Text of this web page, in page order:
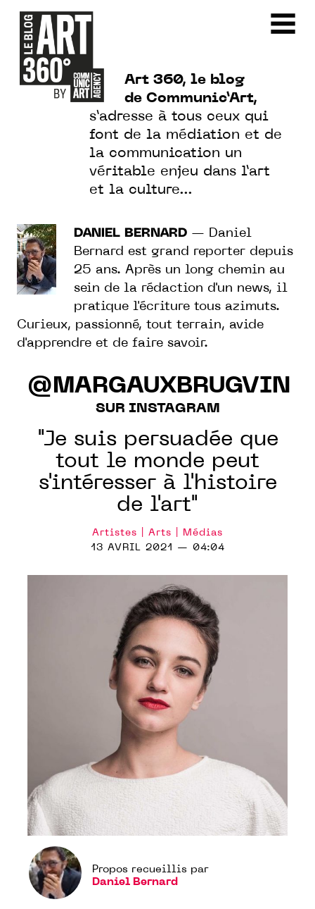
Art 360, le blog
de Communic’Art,
s’adresse à tous ceux qui
font de la médiation et de
la communication un
véritable enjeu dans l’art
et la culture…
DANIEL BERNARD — Daniel
Bernard est grand reporter depuis
25 ans. Après un long chemin au
sein de la rédaction d'un news, il
pratique l'écriture tous azimuts.
Curieux, passionné, tout terrain, avide
d'apprendre et de faire savoir.
@MARGAUXBRUGVIN
SUR INSTAGRAM
"Je suis persuadée que
tout le monde peut
s'intéresser à l'histoire
de l'art"
Artistes | Arts | Médias
13 AVRIL 2021 — 04:04
Propos recueillis par
Daniel Bernard